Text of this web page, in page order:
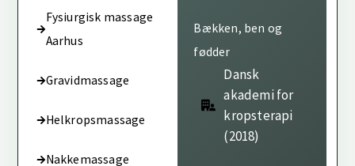
Fysiurgisk massage
Aarhus
Gravidmassage
Helkropsmassage
Nakkemassage
Bækken, ben og
fødder
Dansk
akademi for
kropsterapi
(2018)